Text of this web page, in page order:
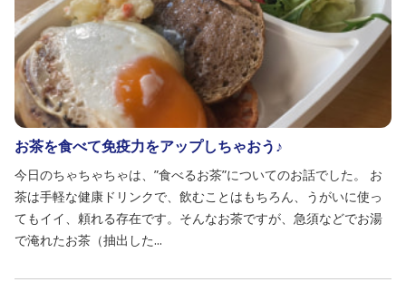
お茶を食べて免疫力をアップしちゃおう♪
今日のちゃちゃちゃは、”食べるお茶”についてのお話でした。 お
茶は手軽な健康ドリンクで、飲むことはもちろん、うがいに使っ
てもイイ、頼れる存在です。そんなお茶ですが、急須などでお湯
で淹れたお茶（抽出した...